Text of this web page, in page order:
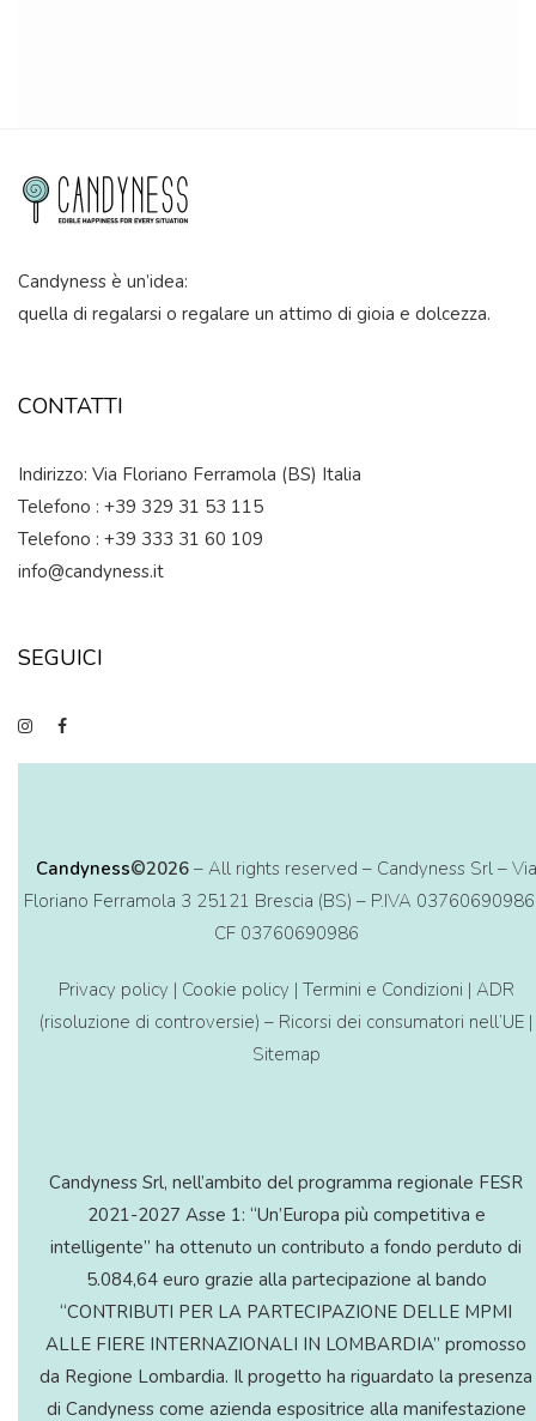
Candyness è un’idea:
quella di regalarsi o regalare un attimo di gioia e dolcezza.
CONTATTI
Indirizzo: Via Floriano Ferramola (BS) Italia
Telefono : +39 329 31 53 115
Telefono : +39 333 31 60 109
info@candyness.it
SEGUICI
Candyness©2026– All rights reserved – Candyness Srl – Via
Floriano Ferramola 3 25121 Brescia (BS) – P.IVA
CF 03760690986
Privacy policy | Cookie policy | Termini e Condizioni | ADR
(risoluzione di controversie) – Ricorsi dei consumatori nell’UE |
Sitemap
Candyness Srl, nell’ambito del programma regionale FESR
2021-2027 Asse 1: “Un’Europa più competitiva e
intelligente” ha ottenuto un contributo a fondo perduto di
5.084,64 euro grazie alla partecipazione al bando
“CONTRIBUTI PER LA PARTECIPAZIONE DELLE MPMI
ALLE FIERE INTERNAZIONALI IN LOMBARDIA” promosso
da Regione Lombardia. Il progetto ha riguardato la presenza
di Candyness come azienda espositrice alla manifestazione